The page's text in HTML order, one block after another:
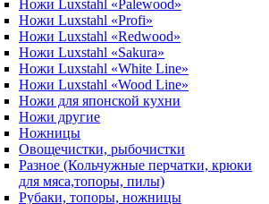
Ножи Luxstahl «Palewood»
Ножи Luxstahl «Profi»
Ножи Luxstahl «Redwood»
Ножи Luxstahl «Sakura»
Ножи Luxstahl «White Line»
Ножи Luxstahl «Wood Line»
Ножи для японской кухни
Ножи другие
Ножницы
Овощечистки, рыбочистки
Разное (Кольчужные перчатки, крюки
для мяса,топоры, пилы)
Рубаки, топоры, ножницы